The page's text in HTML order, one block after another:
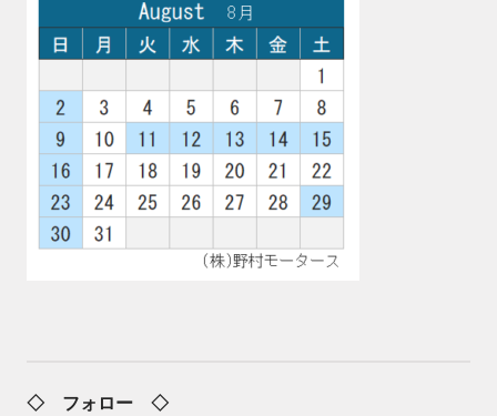
◇ フォロー ◇